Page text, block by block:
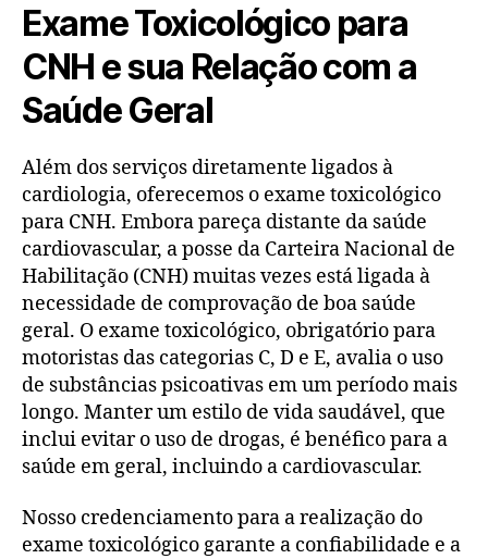
Exame Toxicológico para
CNH e sua Relação com a
Saúde Geral
Além dos serviços diretamente ligados à
cardiologia, oferecemos o exame toxicológico
para CNH. Embora pareça distante da saúde
cardiovascular, a posse da Carteira Nacional de
Habilitação (CNH) muitas vezes está ligada à
necessidade de comprovação de boa saúde
geral. O exame toxicológico, obrigatório para
motoristas das categorias C, D e E, avalia o uso
de substâncias psicoativas em um período mais
longo. Manter um estilo de vida saudável, que
inclui evitar o uso de drogas, é benéfico para a
saúde em geral, incluindo a cardiovascular.
Nosso credenciamento para a realização do
exame toxicológico garante a confiabilidade e a